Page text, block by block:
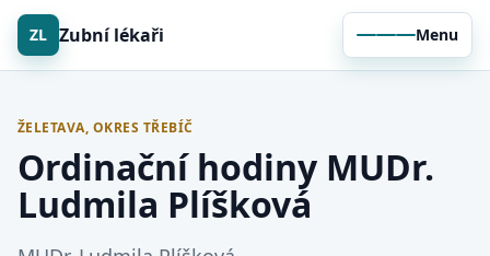
ZL Zubní lékaři Menu
ŽELETAVA, OKRES TŘEBÍČ
Ordinační hodiny MUDr.
Ludmila Plíšková